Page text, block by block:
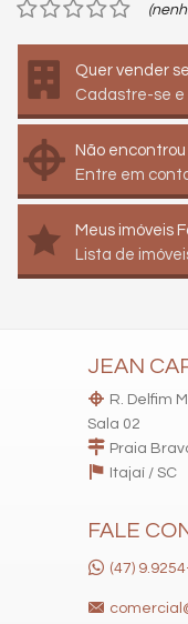
Quer vender
Cadastre-se e
Não encontrou
Entre em
Meus imóveis
Lista de
JEAN
R. Delfim
Sala 02
Praia
Itajaí / SC
FALE
(47)